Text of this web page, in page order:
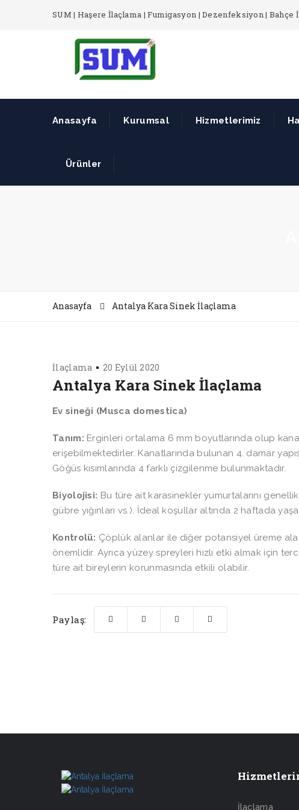
SUM | Haşere İlaçlama | Fumigasyon | Dezenfeksiyon | Bahçe
Anasayfa Kurumsal Hizmetlerimiz
Ürünler
Anasayfa Antalya Kara Sinek İlaçlama
İlaçlama 20 Eylül 2020
Antalya Kara Sinek İlaçlama
Ev sineği (Musca domestica)
Tanım: Erginleri ortalama 6 mm boyutlarında olup
erişebilmektedirler. Kanatlarında bulunan 4. damar
Göğüs kısımlarında 4 farklı çizgilenme bulunmaktadır.
Biyolojisi: Bu türe ait karasinekler yumurtalarını
gübre yığınları vs.). İdeal koşullar altında 2 haftada
Kontrolü: Çöplük alanlar ile diğer potansiyel üreme
önemlidir. Ayrıca yüzey spreyleri hızlı etki almak için
türe ait bireylerin korunmasında etkili olabilir.
Paylaş:
İlaçlama